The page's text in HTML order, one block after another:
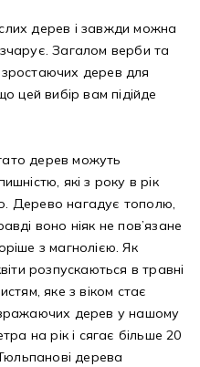
дерев і завжди можна
Загалом верби та
дерев для
цей вибір вам підійде
дерев можуть
які з року в рік
Дерево нагадує тополю,
воно ніяк не пов’язане
з магнолією. Як
розпускаються в травні
яке з віком стає
дерев у нашому
на рік і сягає більше 20
дерева